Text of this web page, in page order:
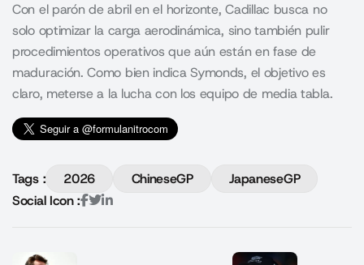
Con el parón de abril en el horizonte, Cadillac busca no
solo optimizar la carga aerodinámica, sino también pulir
procedimientos operativos que aún están en fase de
maduración. Como bien indica Symonds, el objetivo es
claro, meterse a la lucha con los equipo de media tabla.
Tags : 2026 ChineseGP
JapaneseGP
Social Icon :